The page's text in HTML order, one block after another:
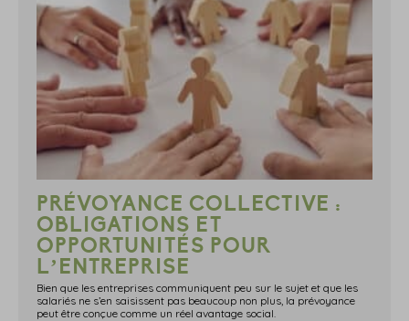
PRÉVOYANCE COLLECTIVE :
OBLIGATIONS ET
OPPORTUNITÉS POUR
L’ENTREPRISE
Bien que les entreprises communiquent peu sur le sujet et que les
salariés ne s’en saisissent pas beaucoup non plus, la prévoyance
peut être conçue comme un réel avantage social.